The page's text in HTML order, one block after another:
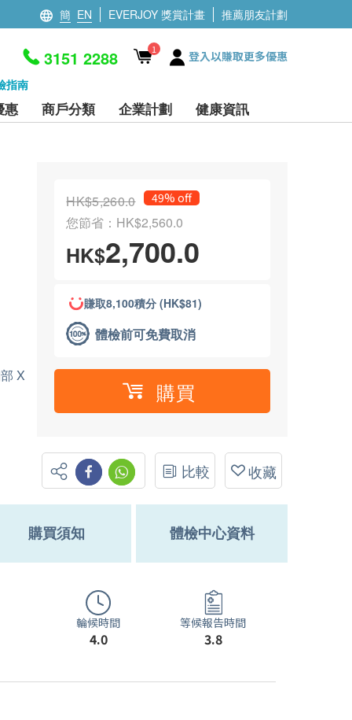
簡 EN EVERJOY 獎賞計畫 推薦朋友計劃
指南
3151 2288 1 登入以賺取更多優惠
惠 商戶分類 企業計劃 健康資訊
X
HK$5,260.0 49% off
您節省：HK$2,560.0
HK$2,700.0
賺取8,100積分 (HK$81)
體檢前可免費取消
購買
比較 收藏
購買須知 體檢中心資料
輪候時間
4.0
等候報告時間
3.8